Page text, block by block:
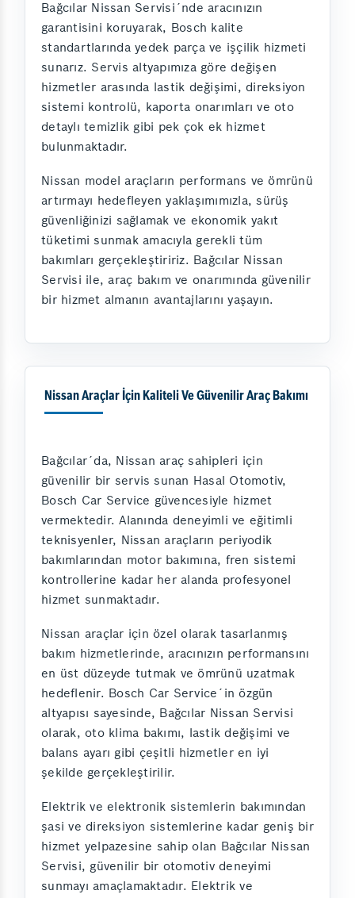
Bağcılar Nissan Servisi´nde aracınızın
garantisini koruyarak, Bosch kalite
standartlarında yedek parça ve işçilik hizmeti
sunarız. Servis altyapımıza göre değişen
hizmetler arasında lastik değişimi, direksiyon
sistemi kontrolü, kaporta onarımları ve oto
detaylı temizlik gibi pek çok ek hizmet
bulunmaktadır.
Nissan model araçların performans ve ömrünü
artırmayı hedefleyen yaklaşımımızla, sürüş
güvenliğinizi sağlamak ve ekonomik yakıt
tüketimi sunmak amacıyla gerekli tüm
bakımları gerçekleştiririz. Bağcılar Nissan
Servisi ile, araç bakım ve onarımında güvenilir
bir hizmet almanın avantajlarını yaşayın.
Nissan Araçlar İçin Kaliteli Ve Güvenilir Araç Bakımı
Bağcılar´da, Nissan araç sahipleri için
güvenilir bir servis sunan Hasal Otomotiv,
Bosch Car Service güvencesiyle hizmet
vermektedir. Alanında deneyimli ve eğitimli
teknisyenler, Nissan araçların periyodik
bakımlarından motor bakımına, fren sistemi
kontrollerine kadar her alanda profesyonel
hizmet sunmaktadır.
Nissan araçlar için özel olarak tasarlanmış
bakım hizmetlerinde, aracınızın performansını
en üst düzeyde tutmak ve ömrünü uzatmak
hedeflenir. Bosch Car Service´in özgün
altyapısı sayesinde, Bağcılar Nissan Servisi
olarak, oto klima bakımı, lastik değişimi ve
balans ayarı gibi çeşitli hizmetler en iyi
şekilde gerçekleştirilir.
Elektrik ve elektronik sistemlerin bakımından
şasi ve direksiyon sistemlerine kadar geniş bir
hizmet yelpazesine sahip olan Bağcılar Nissan
Servisi, güvenilir bir otomotiv deneyimi
sunmayı amaçlamaktadır. Elektrik ve